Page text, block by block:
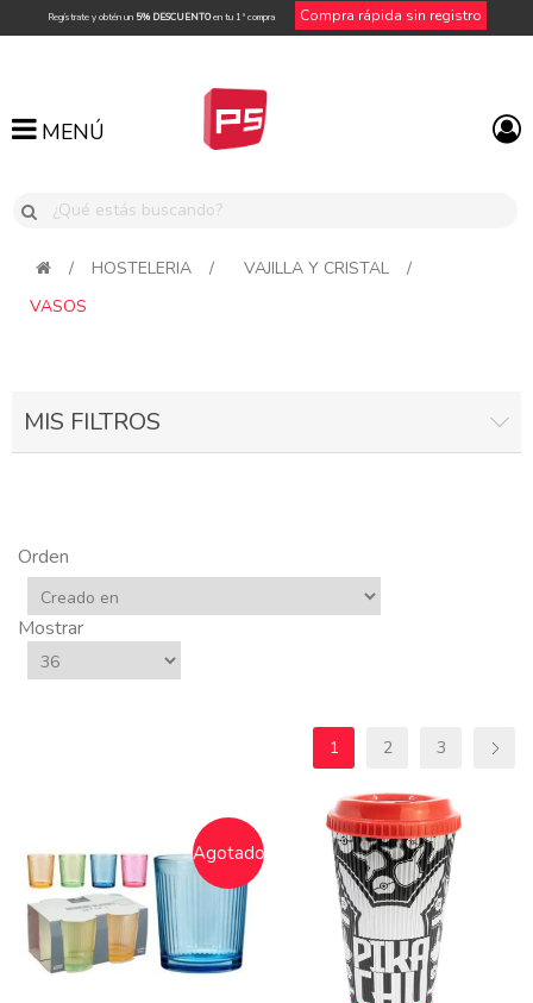
Regístrate y obtén un 5% DESCUENTOen tu 1ª compra Compra rápida sin registro
MENÚ
MENÚ
/ HOSTELERIA / VAJILLA Y CRISTAL
/
VASOS
MIS FILTROS
Orden
Mostrar
1 2 3
Agotado